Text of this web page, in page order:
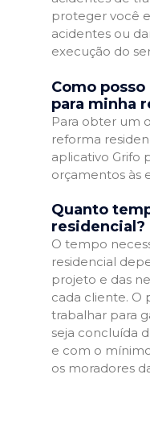
proteger você
acidentes ou
execução do
Como
para minha
Para obter um
reforma
aplicativo Grifo
orçamentos às
Quanto
residencial?
O tempo
residencial
projeto e das
cada cliente. O
trabalhar para
seja concluída
e com o
os moradores